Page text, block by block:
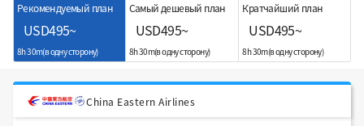
Рекомендуемый план
USD495~
8h 30m(в одну сторону)
Самый дешевый план
USD495~
8h 30m(в одну сторону)
Кратчайший план
USD495~
8h 30m(в одну сторону)
China Eastern Airlines